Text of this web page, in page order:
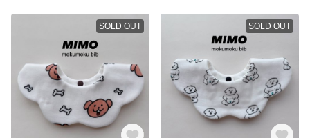
SOLD OUT SOLD OUT